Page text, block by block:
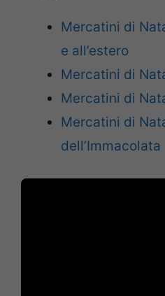
Mercatini di
e all’estero
Mercatini di
Mercatini di
Mercatini di
dell’Immacolata